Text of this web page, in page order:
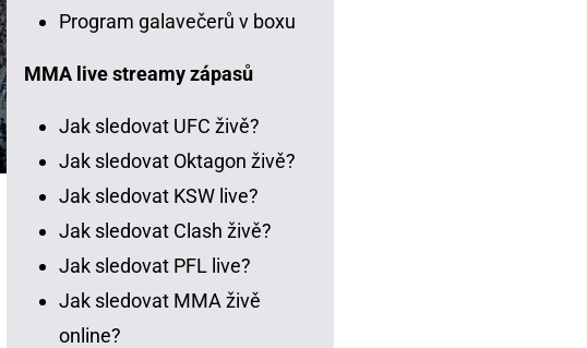
Program galavečerů v boxu
MMA live streamy zápasů
Jak sledovat UFC živě?
Jak sledovat Oktagon živě?
Jak sledovat KSW live?
Jak sledovat Clash živě?
Jak sledovat PFL live?
Jak sledovat MMA živě
online?